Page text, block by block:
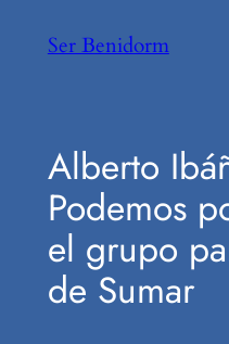
Ser Benidorm
Alberto
Podemos
el grupo
de Sumar